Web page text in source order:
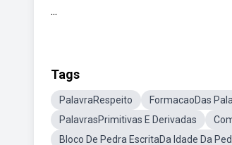
...
Tags
PalavraRespeito FormacaoDas
PalavrasPrimitivas E Derivadas
Bloco De Pedra EscritaDa Idade Da